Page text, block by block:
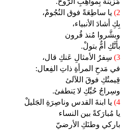
2)
يا ساطِعَةً فوق النُجُومْ،
بِكِ أشادَ الأنبياء،
وبشَّروا مُنذ قُرون
بأنَّكِ أمٌّ بتولْ.
3) سِفرُ الأمثالِ عَنكِ قال،
في مَدحِ المرأةِ ذاتِ الفِعال:
قِيمتُكِ فوقَ اللآلئ
وسِراجُ حُبِّكِ لا يَنطفئ.
4) يا ابنةَ القدس وناصِرَةِ الجَليلْ
يا مُبارَكةً بين النساء
باركي وطنَكِ الأرضيّ